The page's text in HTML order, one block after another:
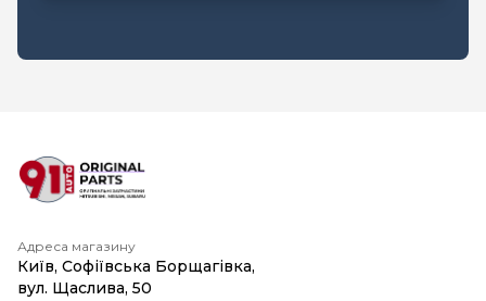
Адреса магазину
Київ, Софіївська Борщагівка,
вул. Щаслива, 50